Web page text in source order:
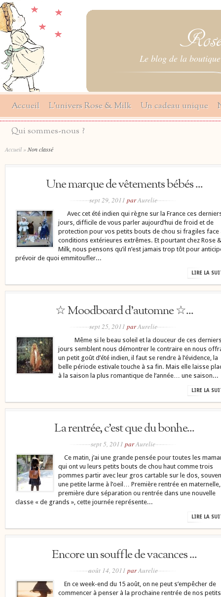
Le blog de la
Accueil L’univers Rose & Milk Un cadeau unique
Qui sommes-nous ?
Accueil »Non classé
Une marque de vêtements bébés ...
sept 29, 2011 parAurelie
Avec cet été indien qui règne sur la France ces
jours, difficile de vous parler aujourd’hui de froid et de
protection pour vos petits bouts de chou si fragiles face
conditions extérieures extrêmes. Et pourtant chez Rose &
Milk, nous pensons qu’il n’est jamais trop tôt pour
prévoir de quoi emmitoufler...
LIRE LA
☆ Moodboard d’automne ☆...
sept 25, 2011 parAurelie
Même si le beau soleil et la douceur de ces
jours semblent nous démontrer le contraire en nous
un petit goût d’été indien, il faut se rendre à l’évidence, la
belle période estivale touche à sa fin. Mais elle laisse
à la saison la plus romantique de l’année… une saison...
LIRE LA
La rentrée, c’est que du bonhe...
sept 5, 2011 parAurelie
Ce matin, j’ai une grande pensée pour toutes les
qui ont vu leurs petits bouts de chou haut comme trois
pommes partir avec leur gros cartable sur le dos,
une petite larme à l’oeil… Première rentrée en maternelle,
première dure séparation ou rentrée dans une nouvelle
classe « de grands », cette journée représente...
LIRE LA
Encore un souffle de vacances ...
août 14, 2011 parAurelie
En ce week-end du 15 août, on ne peut s’empêcher de
commencer à penser à la prochaine rentrée de nos petits